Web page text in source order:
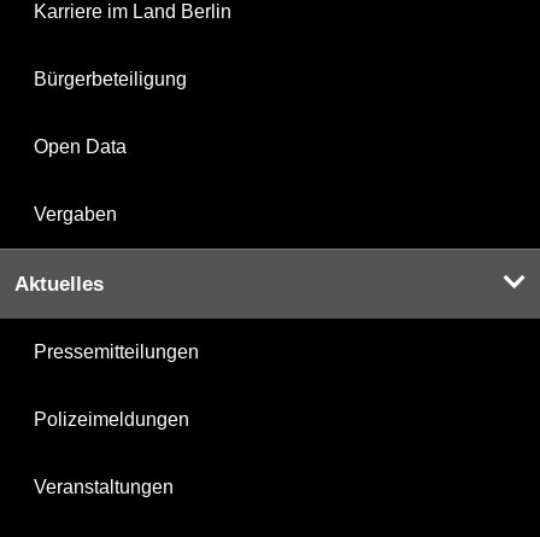
Karriere im Land Berlin
Bürgerbeteiligung
Open Data
Vergaben
Aktuelles
Pressemitteilungen
Polizeimeldungen
Veranstaltungen